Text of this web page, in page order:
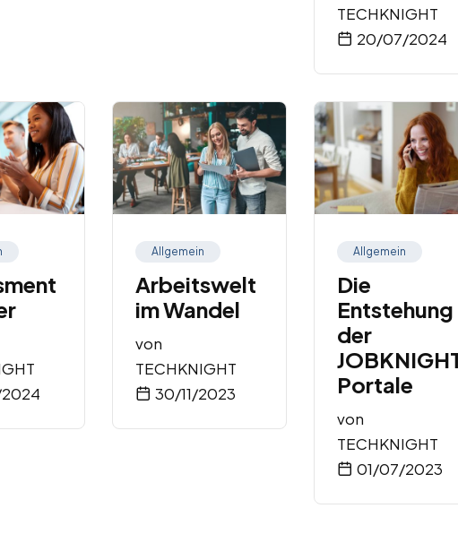
TECHKNIGHT
20/07/2024
Allgemein
Arbeitswelt
im Wandel
von
TECHKNIGHT
30/11/2023
Allgemein
Die
Entstehung
der
Portale
von
TECHKNIGHT
01/07/2023